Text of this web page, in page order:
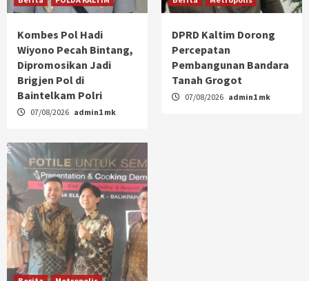
Kombes Pol Hadi
Wiyono Pecah Bintang,
Dipromosikan Jadi
Brigjen Pol di
Baintelkam Polri
07/08/2026 admin1 mk
DPRD Kaltim Dorong
Percepatan
Pembangunan Bandara
Tanah Grogot
07/08/2026 admin1 mk